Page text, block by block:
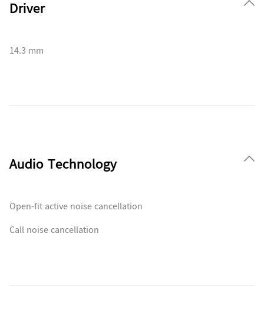
Driver
14.3 mm
Audio Technology
Open-fit active noise cancellation
Call noise cancellation